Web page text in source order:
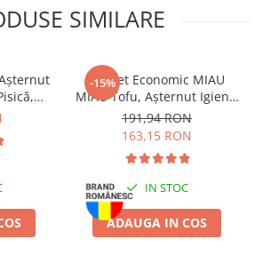
SIMILARE
-15%
Pachet Economic MIAU
MIAU Tofu, Așternut Igienic
pentru Pisică, Lavandă,
6x6L
191,94 RON
163,15 RON
IN STOC
ADAUGA IN COS